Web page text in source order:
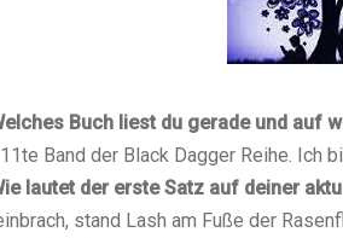
Buch liest du gerade und auf
Band der Black Dagger Reihe. Ich
lautet der erste Satz auf deiner
stand Lash am Fuße der